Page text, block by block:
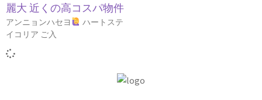
麗大 近くの高コスパ物件
アンニョンハセヨ
ハートステ
イコリア ご入